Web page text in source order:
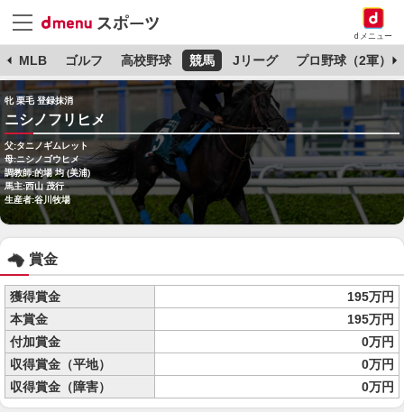
dメニュー
MLB ゴルフ 高校野球 競馬 Jリーグ プロ野球（2軍）
牝 栗毛 登録抹消
ニシノフリヒメ
父:タニノギムレット
母:ニシノゴウヒメ
調教師:的場 均 (美浦)
馬主:西山 茂行
生産者:谷川牧場
賞金
獲得賞金
195万円
本賞金
195万円
付加賞金
0万円
収得賞金（平地）
0万円
収得賞金（障害）
0万円